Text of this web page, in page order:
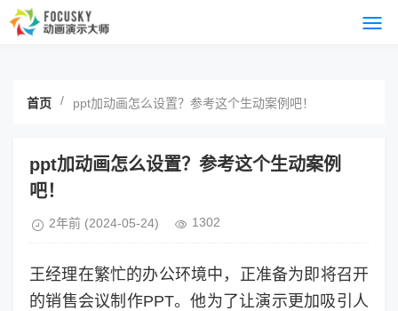
首页 / ppt加动画怎么设置？参考这个生动案例吧！
ppt加动画怎么设置？参考这个生动案例
吧！
2年前 (2024-05-24) 1302
王经理在繁忙的办公环境中，正准备为即将召开
的销售会议制作PPT。他为了让演示更加吸引人